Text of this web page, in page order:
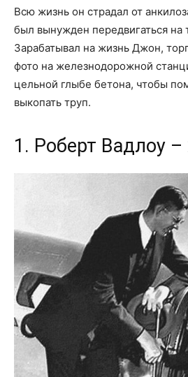
Всю жизнь он страдал от
был вынужден передвигаться на
Зарабатывал на жизнь Джон,
фото на железнодорожной
цельной глыбе бетона, чтобы
выкопать труп.
1. Роберт Вадлоу